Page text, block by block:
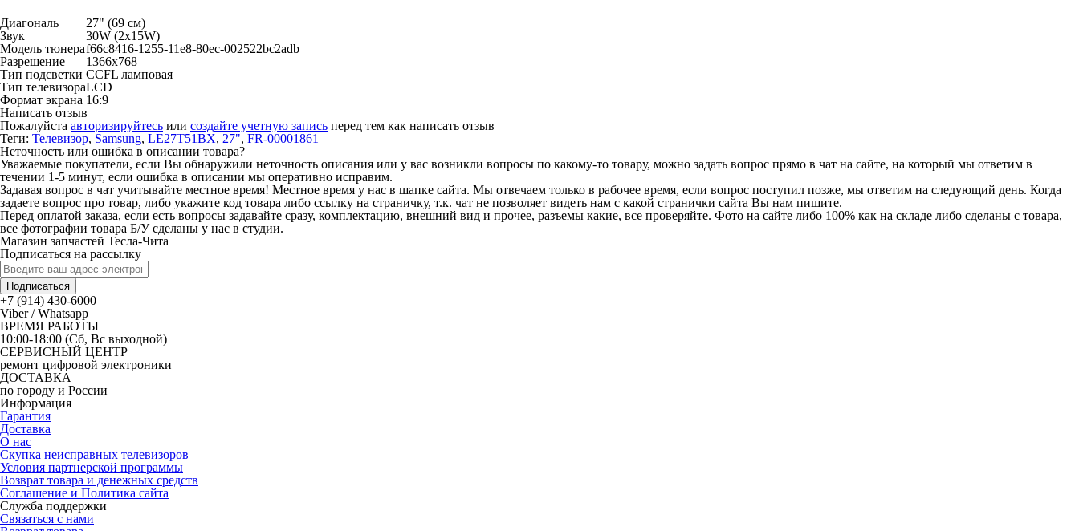
Диагональ
27" (69 см)
Звук
30W (2х15W)
Модель тюнераf66c8416-1255-11e8-80ec-002522bc2adb
Разрешение
1366x768
Тип подсветки CCFL ламповая
Тип телевизораLCD
Формат экрана 16:9
Написать отзыв
Пожалуйста авторизируйтесь или создайте учетную запись перед тем как написать отзыв
Теги: Телевизор, Samsung, LE27T51BX, 27", FR-00001861
Неточность или ошибка в описании товара?
Уважаемые покупатели, если Вы обнаружили неточность описания или у вас возникли вопросы по какому-то товару, можно задать вопрос прямо в чат на сайте, на который мы ответим в
течении 1-5 минут, если ошибка в описании мы оперативно исправим.
Задавая вопрос в чат учитывайте местное время! Местное время у нас в шапке сайта. Мы отвечаем только в рабочее время, если вопрос поступил позже, мы ответим на следующий день. Когда
задаете вопрос про товар, либо укажите код товара либо ссылку на страничку, т.к. чат не позволяет видеть нам с какой странички сайта Вы нам пишите.
Перед оплатой заказа, если есть вопросы задавайте сразу, комплектацию, внешний вид и прочее, разъемы какие, все проверяйте. Фото на сайте либо 100% как на складе либо сделаны с товара,
все фотографии товара Б/У сделаны у нас в студии.
Магазин запчастей Тесла-Чита
Подписаться на рассылку
Подписаться
+7 (914) 430-6000
Viber / Whatsapp
ВРЕМЯ РАБОТЫ
10:00-18:00 (Сб, Вс выходной)
СЕРВИСНЫЙ ЦЕНТР
ремонт цифровой электроники
ДОСТАВКА
по городу и России
Информация
Гарантия
Доставка
О нас
Скупка неисправных телевизоров
Условия партнерской программы
Возврат товара и денежных средств
Соглашение и Политика сайта
Служба поддержки
Связаться с нами